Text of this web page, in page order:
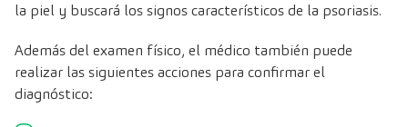
la piel y buscará los signos característicos de la psoriasis.
Además del examen físico, el médico también puede
realizar las siguientes acciones para confirmar el
diagnóstico: